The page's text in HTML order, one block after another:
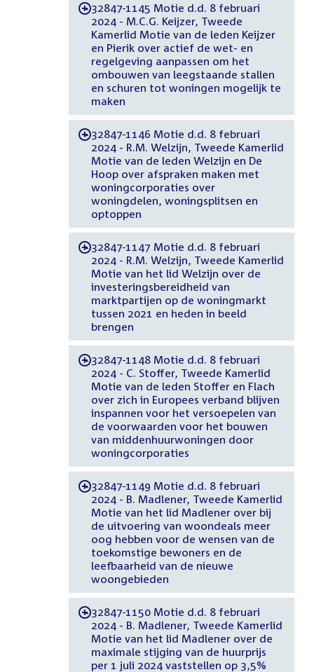
-32847-1145 Motie d.d. 8 februari
2024 - M.C.G. Keijzer, Tweede
Kamerlid Motie van de leden Keijzer
en Pierik over actief de wet- en
regelgeving aanpassen om het
ombouwen van leegstaande stallen
en schuren tot woningen mogelijk te
maken
-32847-1146 Motie d.d. 8 februari
2024 - R.M. Welzijn, Tweede Kamerlid
Motie van de leden Welzijn en De
Hoop over afspraken maken met
woningcorporaties over
woningdelen, woningsplitsen en
optoppen
-32847-1147 Motie d.d. 8 februari
2024 - R.M. Welzijn, Tweede Kamerlid
Motie van het lid Welzijn over de
investeringsbereidheid van
marktpartijen op de woningmarkt
tussen 2021 en heden in beeld
brengen
-32847-1148 Motie d.d. 8 februari
2024 - C. Stoffer, Tweede Kamerlid
Motie van de leden Stoffer en Flach
over zich in Europees verband blijven
inspannen voor het versoepelen van
de voorwaarden voor het bouwen
van middenhuurwoningen door
woningcorporaties
-32847-1149 Motie d.d. 8 februari
2024 - B. Madlener, Tweede Kamerlid
Motie van het lid Madlener over bij
de uitvoering van woondeals meer
oog hebben voor de wensen van de
toekomstige bewoners en de
leefbaarheid van de nieuwe
woongebieden
-32847-1150 Motie d.d. 8 februari
2024 - B. Madlener, Tweede Kamerlid
Motie van het lid Madlener over de
maximale stijging van de huurprijs
per 1 juli 2024 vaststellen op 3,5%